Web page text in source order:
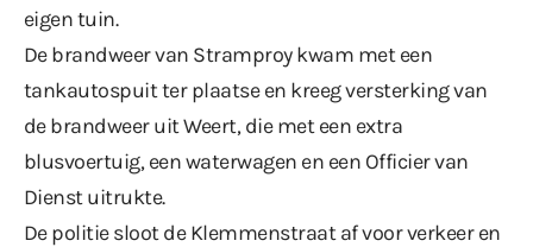
eigen tuin.
De brandweer van Stramproy kwam met een
tankautospuit ter plaatse en kreeg versterking van
de brandweer uit Weert, die met een extra
blusvoertuig, een waterwagen en een Officier van
Dienst uitrukte.
De politie sloot de Klemmenstraat af voor verkeer en